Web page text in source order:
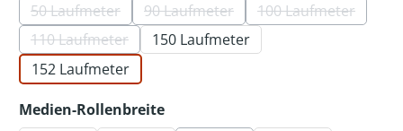
50 Laufmeter(Diese Option ist zurzeit nicht verfügbar.)
90 Laufmeter(Diese Option ist zurzeit nicht
100 Laufmeter
(Diese Option
110 Laufmeter(Diese Option ist zurzeit nicht verfügbar.)
150 Laufmeter
152 Laufmeter
Medien-Rollenbreiteauswählen